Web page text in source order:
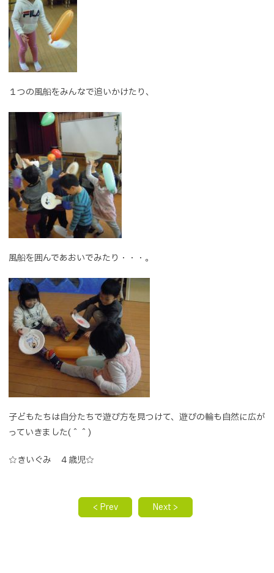
１つの風船をみんなで追いかけたり、
風船を囲んであおいでみたり・・・。
子どもたちは自分たちで遊び方を見つけて、遊びの輪も自然に広が
っていきました(＾＾)
☆きいぐみ ４歳児☆
< Prev Next >